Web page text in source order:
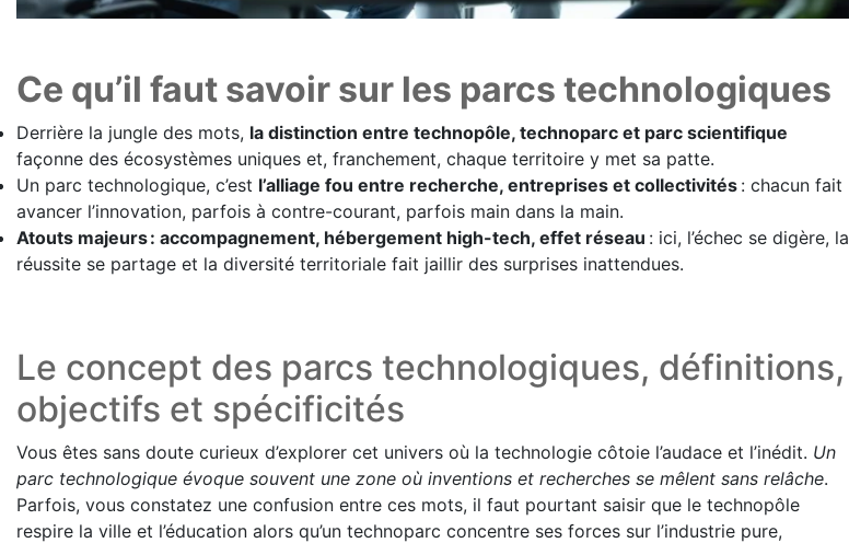
Ce qu’il faut savoir sur les parcs technologiques
Derrière la jungle des mots, la distinction entre technopôle, technoparc et parc scientifique
façonne des écosystèmes uniques et, franchement, chaque territoire y met sa patte.
Un parc technologique, c’est l’alliage fou entre recherche, entreprises et collectivités : chacun fait
avancer l’innovation, parfois à contre-courant, parfois main dans la main.
Atouts majeurs : accompagnement, hébergement high-tech, effet réseau : ici, l’échec se digère, la
réussite se partage et la diversité territoriale fait jaillir des surprises inattendues.
Le concept des parcs technologiques, définitions,
objectifs et spécificités
Vous êtes sans doute curieux d’explorer cet univers où la technologie côtoie l’audace et l’inédit. Un
parc technologique évoque souvent une zone où inventions et recherches se mêlent sans relâche.
Parfois, vous constatez une confusion entre ces mots, il faut pourtant saisir que le technopôle
respire la ville et l’éducation alors qu’un technoparc concentre ses forces sur l’industrie pure,